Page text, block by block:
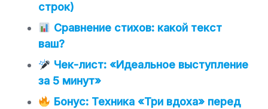
строк)
Сравнение стихов: какой текст
ваш?
Чек-лист: «Идеальное выступление
за 5 минут»
Бонус: Техника «Три вдоха» перед